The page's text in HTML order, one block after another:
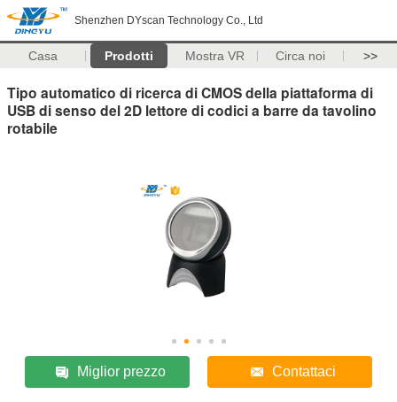
Shenzhen DYscan Technology Co., Ltd
Casa Prodotti Mostra VR Circa noi >>
Tipo automatico di ricerca di CMOS della piattaforma di
USB di senso del 2D lettore di codici a barre da tavolino
rotabile
Miglior prezzo Contattaci